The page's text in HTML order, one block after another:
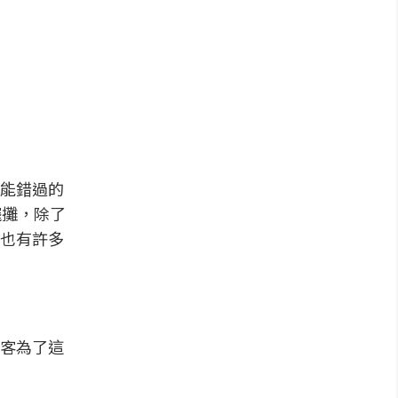
錯過的
，除了
有許多
為了這